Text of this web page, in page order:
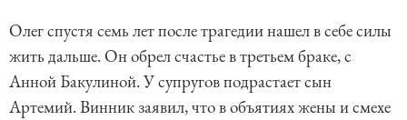
Олег спустя семь лет после трагедии нашел в себе силы
жить дальше. Он обрел счастье в третьем браке, с
Анной Бакулиной. У супругов подрастает сын
Артемий. Винник заявил, что в объятиях жены и смехе